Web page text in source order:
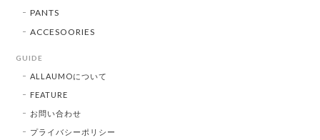
PANTS
ACCESOORIES
GUIDE
ALLAUMOについて
FEATURE
お問い合わせ
プライバシーポリシー